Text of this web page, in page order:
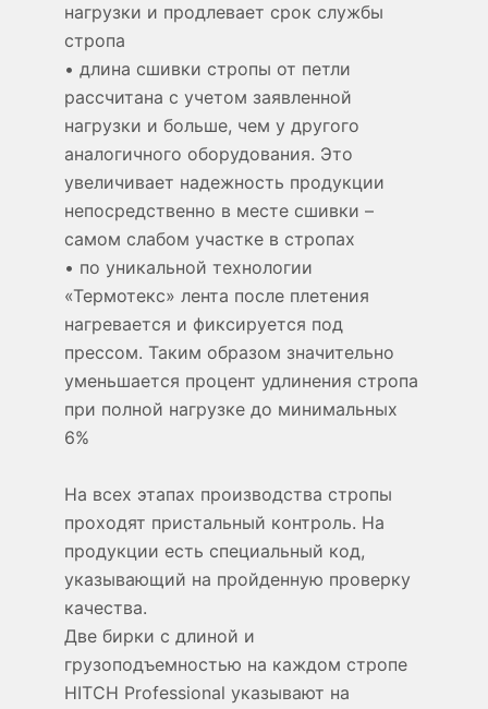
нагрузки и продлевает срок службы
стропа
• длина сшивки стропы от петли
рассчитана с учетом заявленной
нагрузки и больше, чем у другого
аналогичного оборудования. Это
увеличивает надежность продукции
непосредственно в месте сшивки –
самом слабом участке в стропах
• по уникальной технологии
«Термотекс» лента после плетения
нагревается и фиксируется под
прессом. Таким образом значительно
уменьшается процент удлинения стропа
при полной нагрузке до минимальных
6%
На всех этапах производства стропы
проходят пристальный контроль. На
продукции есть специальный код,
указывающий на пройденную проверку
качества.
Две бирки с длиной и
грузоподъемностью на каждом стропе
HITCH Professional указывают на